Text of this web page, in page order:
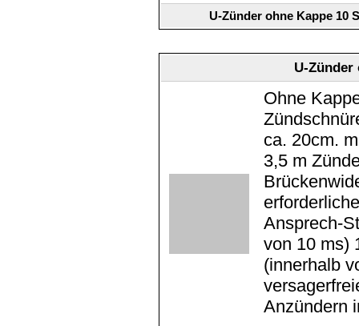
U-Zünder ohne Kappe 10
U-Zünder
Ohne
ca. 20cm.
3,5 m
Ansprech-
von 10 ms)
(innerhalb
Anzündern